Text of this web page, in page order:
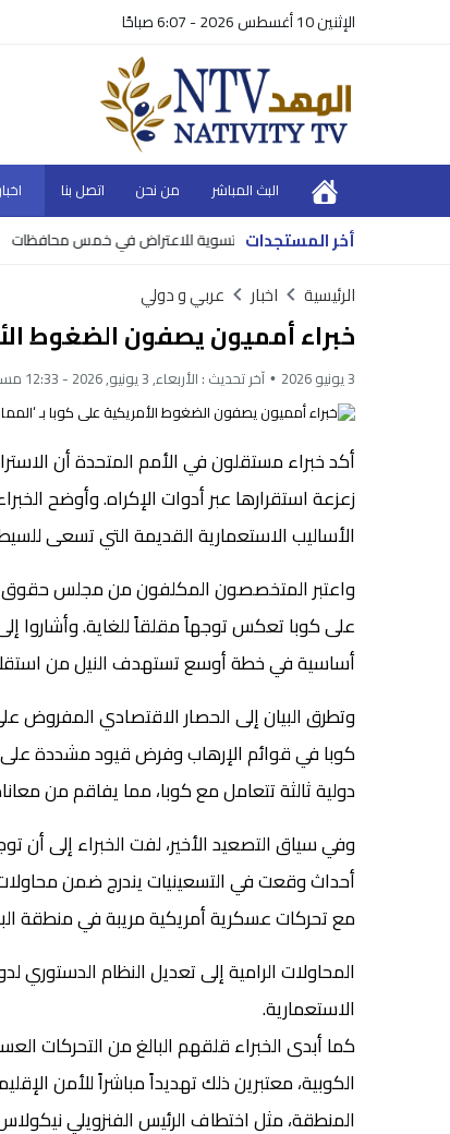
الإثنين 10 أغسطس 2026 - 6:07 صباحًا
البث المباشر من نحن اتصل بنا اخبار
أخر المستجداتتسوية للاعتراض في خمس محافظات
الرئيسية اخبار عربي و دولي
خبراء أمميون يصفون الضغوط
3 يونيو 2026 آخر تحديث : الأربعاء, 3 يونيو, 2026 - 12:33 مساءً
أكد خبراء مستقلون في الأمم المتحدة أن
زعزعة استقرارها عبر أدوات الإكراه. وأوضح
الأساليب الاستعمارية القديمة التي تسعى
واعتبر المتخصصون المكلفون من مجلس حقوق
على كوبا تعكس توجهاً مقلقاً للغاية. وأشاروا
أساسية في خطة أوسع تستهدف النيل من
وتطرق البيان إلى الحصار الاقتصادي المفروض
كوبا في قوائم الإرهاب وفرض قيود مشددة على
دولية ثالثة تتعامل مع كوبا، مما يفاقم من
وفي سياق التصعيد الأخير، لفت الخبراء إلى أن
أحداث وقعت في التسعينيات يندرج ضمن
مع تحركات عسكرية أمريكية مريبة في منطقة
المحاولات الرامية إلى تعديل النظام الدستوري
الاستعمارية.
كما أبدى الخبراء قلقهم البالغ من التحركات
الكوبية، معتبرين ذلك تهديداً مباشراً للأمن
المنطقة، مثل اختطاف الرئيس الفنزويلي